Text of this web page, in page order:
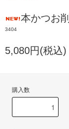
本かつお
3404
5,080円(税込)
購入数